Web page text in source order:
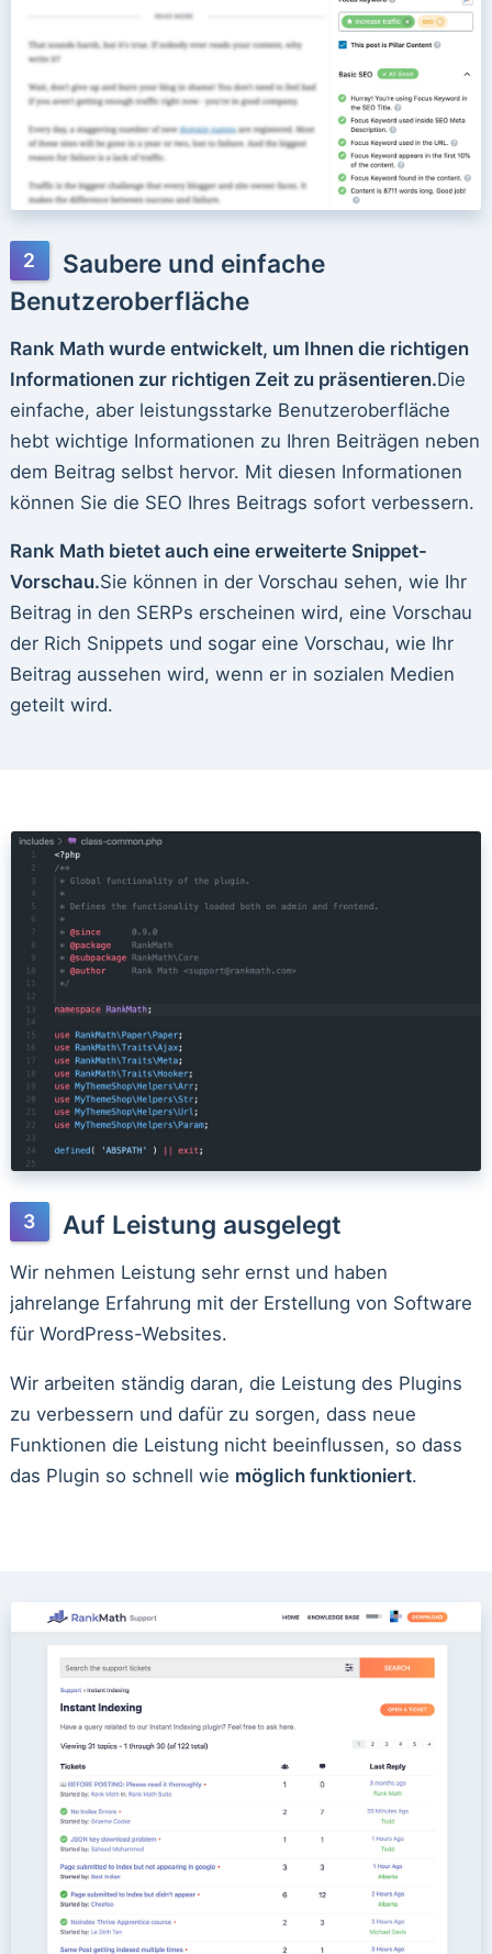
Saubere und einfache
Benutzeroberfläche
Rank Math wurde entwickelt, um Ihnen die richtigen
Informationen zur richtigen Zeit zu präsentieren.Die
einfache, aber leistungsstarke Benutzeroberfläche
hebt wichtige Informationen zu Ihren Beiträgen neben
dem Beitrag selbst hervor. Mit diesen Informationen
können Sie die SEO Ihres Beitrags sofort verbessern.
Rank Math bietet auch eine erweiterte Snippet-
Vorschau.Sie können in der Vorschau sehen, wie Ihr
Beitrag in den SERPs erscheinen wird, eine Vorschau
der Rich Snippets und sogar eine Vorschau, wie Ihr
Beitrag aussehen wird, wenn er in sozialen Medien
geteilt wird.
Auf Leistung ausgelegt
Wir nehmen Leistung sehr ernst und haben
jahrelange Erfahrung mit der Erstellung von Software
für WordPress-Websites.
Wir arbeiten ständig daran, die Leistung des Plugins
zu verbessern und dafür zu sorgen, dass neue
Funktionen die Leistung nicht beeinflussen, so dass
das Plugin so schnell wie möglich funktioniert.